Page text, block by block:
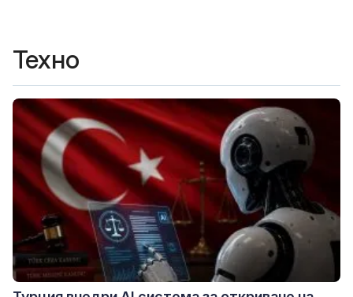
Техно